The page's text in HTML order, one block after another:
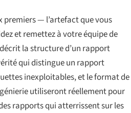
premiers — l’artefact que vous
et remettez à votre équipe de
la structure d’un rapport
qui distingue un rapport
inexploitables, et le format de
utiliseront réellement pour
rapports qui atterrissent sur les